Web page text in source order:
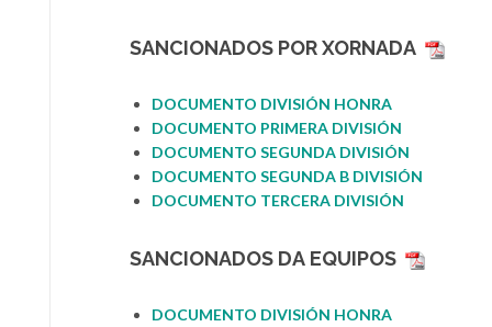
SANCIONADOS PORXORNADA
DOCUMENTO DIVISIÓN HONRA
DOCUMENTO PRIMERA DIVISIÓN
DOCUMENTO SEGUNDA DIVISIÓN
DOCUMENTO SEGUNDA B DIVISIÓN
DOCUMENTO TERCERA DIVISIÓN
SANCIONADOS DA EQUIPOS
DOCUMENTO DIVISIÓN HONRA